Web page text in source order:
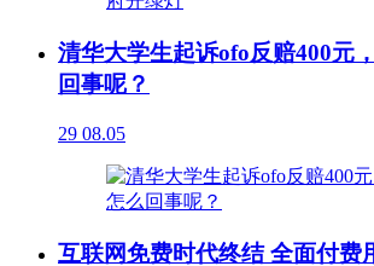
清华大学生起诉ofo反赔400元
回事呢？
29 08.05
互联网免费时代终结 全面付费